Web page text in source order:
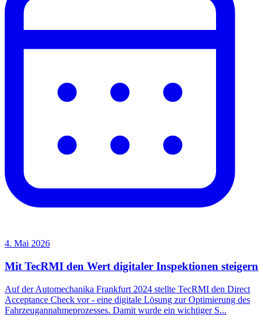
4. Mai 2026
Mit TecRMI den Wert digitaler Inspektionen steigern
Auf der Automechanika Frankfurt 2024 stellte TecRMI den Direct
Acceptance Check vor - eine digitale Lösung zur Optimierung des
Fahrzeugannahmeprozesses. Damit wurde ein wichtiger S...